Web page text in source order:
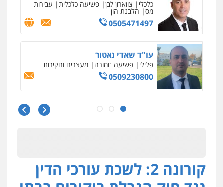
פלילי צבאי סמים אלימות במשפחה צווארון
לבן
0507368203
שחר לדובסקי, עו"ד
פלילי מעצרים וחקירות עבירות המתה
דין לענייני אסירים
0507913332
גיא זהבי משרד עורכי דין
עו"ד איהאב ג'לג'ולי
פלילי מעצרים וחקירות עורכי דין לענייני
אסירים
קורונה 2: לשכת עורכי הדין